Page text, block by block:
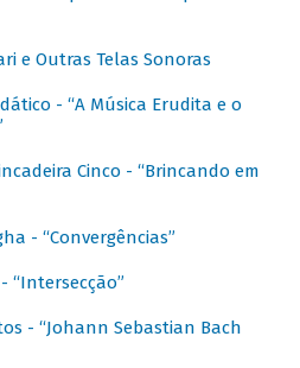
e Outras Telas Sonoras
- “A Música Erudita e o
Cinco - “Brincando em
- “Convergências”
“Intersecção”
- “Johann Sebastian Bach